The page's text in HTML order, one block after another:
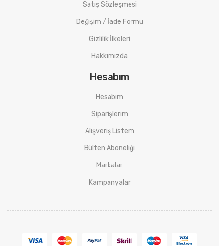
Satış Sözleşmesi
Değişim / İade Formu
Gizlilik İlkeleri
Hakkımızda
Hesabım
Hesabım
Siparişlerim
Alışveriş Listem
Bülten Aboneliği
Markalar
Kampanyalar